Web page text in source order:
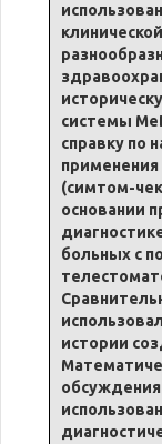
системы
справку по
применения
(симтом-
основании
больных с
истории
обсуждения